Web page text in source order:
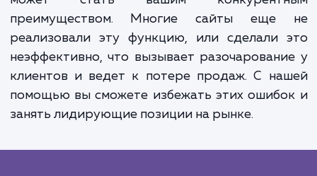
новые формы онлайн-платежей появляются
время. В связи с этим мы
возможность динамического
адаптации под новые форматы оплаты,
вы всегда были на шаг впереди
конкурентов.
Говоря о конкурентах, важно отметить,